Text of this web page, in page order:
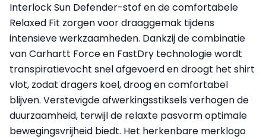
Interlock Sun Defender-stof en de comfortabele
Relaxed Fit zorgen voor draaggemak tijdens
intensieve werkzaamheden. Dankzij de combinatie
van Carhartt Force en FastDry technologie wordt
transpiratievocht snel afgevoerd en droogt het shirt
vlot, zodat dragers koel, droog en comfortabel
blijven. Verstevigde afwerkingsstiksels verhogen de
duurzaamheid, terwijl de relaxte pasvorm optimale
bewegingsvrijheid biedt. Het herkenbare merklogo